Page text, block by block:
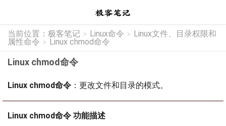
当前位置： 极客笔记 > Linux命令 > Linux文件、目录权限和
属性命令 > Linux chmod命令
Linux chmod命令
Linux chmod命令 ：更改文件和目录的模式。
Linux chmod命令 功能描述